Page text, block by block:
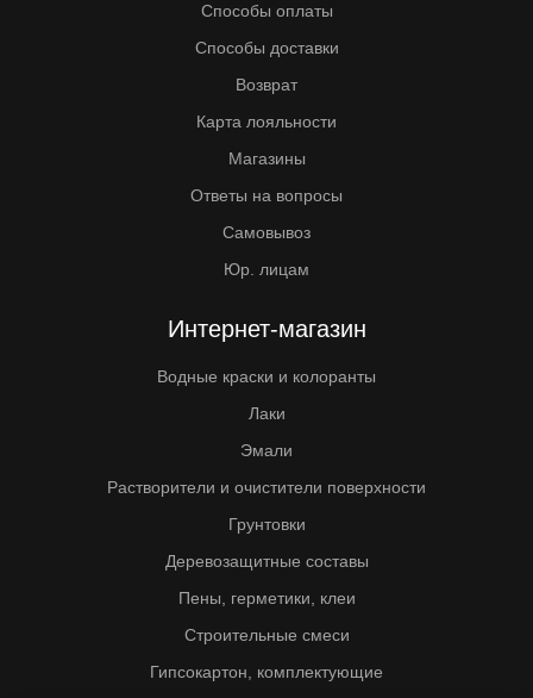
Способы оплаты
Способы доставки
Возврат
Карта лояльности
Магазины
Ответы на вопросы
Самовывоз
Юр. лицам
Интернет-магазин
Водные краски и колоранты
Лаки
Эмали
Растворители и очистители поверхности
Грунтовки
Деревозащитные составы
Пены, герметики, клеи
Строительные смеси
Гипсокартон, комплектующие